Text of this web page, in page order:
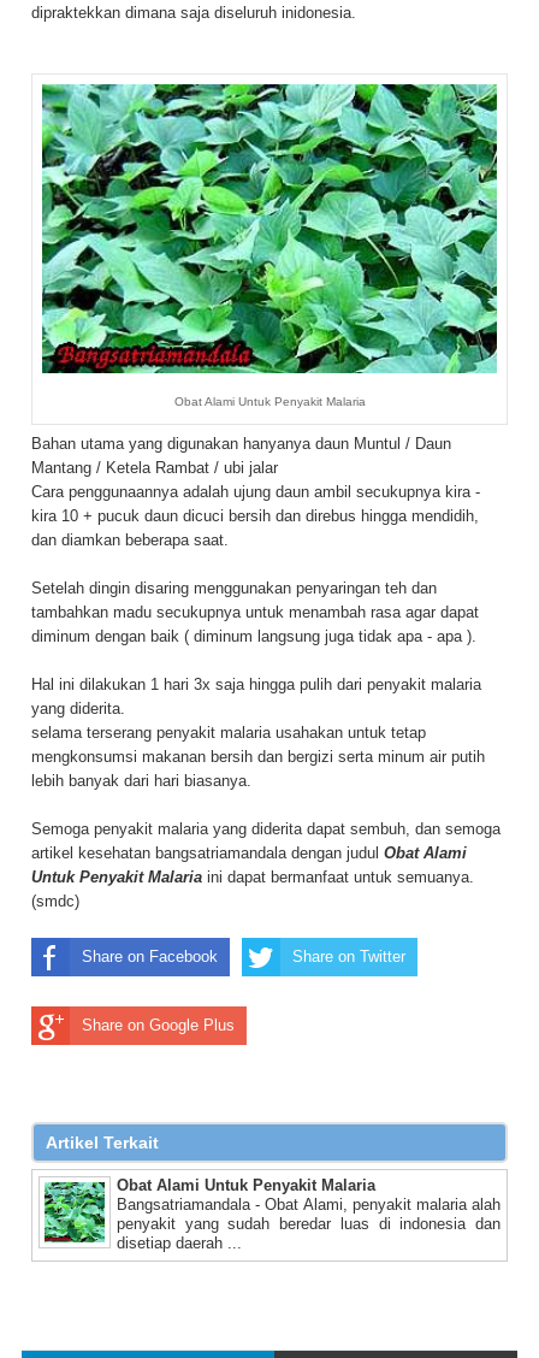
dipraktekkan dimana saja diseluruh inidonesia.
Obat Alami Untuk Penyakit Malaria
Bahan utama yang digunakan hanyanya daun Muntul / Daun
Mantang / Ketela Rambat / ubi jalar
Cara penggunaannya adalah ujung daun ambil secukupnya kira -
kira 10 + pucuk daun dicuci bersih dan direbus hingga mendidih,
dan diamkan beberapa saat.
Setelah dingin disaring menggunakan penyaringan teh dan
tambahkan madu secukupnya untuk menambah rasa agar dapat
diminum dengan baik ( diminum langsung juga tidak apa - apa ).
Hal ini dilakukan 1 hari 3x saja hingga pulih dari penyakit malaria
yang diderita.
selama terserang penyakit malaria usahakan untuk tetap
mengkonsumsi makanan bersih dan bergizi serta minum air putih
lebih banyak dari hari biasanya.
Semoga penyakit malaria yang diderita dapat sembuh, dan semoga
artikel kesehatan bangsatriamandala dengan judul Obat Alami
Untuk Penyakit Malaria ini dapat bermanfaat untuk semuanya.
(smdc)
Share on Facebook Share on Twitter
Share on Google Plus
Artikel Terkait
Obat Alami Untuk Penyakit Malaria
Bangsatriamandala - Obat Alami, penyakit malaria alah
penyakit yang sudah beredar luas di indonesia dan
disetiap daerah ...